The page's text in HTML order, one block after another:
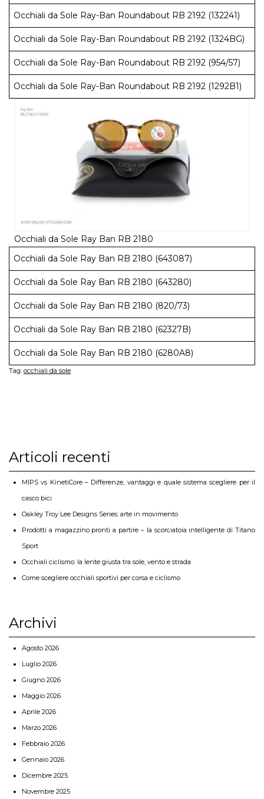
Occhiali da Sole Ray-Ban Roundabout RB 2192 (132241)
Occhiali da Sole Ray-Ban Roundabout RB 2192 (1324BG)
Occhiali da Sole Ray-Ban Roundabout RB 2192 (954/57)
Occhiali da Sole Ray-Ban Roundabout RB 2192 (1292B1)
Occhiali da Sole Ray Ban RB 2180
Occhiali da Sole Ray Ban RB 2180 (643087)
Occhiali da Sole Ray Ban RB 2180 (643280)
Occhiali da Sole Ray Ban RB 2180 (820/73)
Occhiali da Sole Ray Ban RB 2180 (62327B)
Occhiali da Sole Ray Ban RB 2180 (6280A8)
Tag: occhiali da sole
Articoli recenti
MIPS vs KinetiCore – Differenze, vantaggi e quale sistema scegliere per il
casco bici
Oakley Troy Lee Designs Series: arte in movimento
Prodotti a magazzino pronti a partire – la scorciatoia intelligente di Titano
Sport
Occhiali ciclismo: la lente giusta tra sole, vento e strada
Come scegliere occhiali sportivi per corsa e ciclismo
Archivi
Agosto 2026
Luglio 2026
Giugno 2026
Maggio 2026
Aprile 2026
Marzo 2026
Febbraio 2026
Gennaio 2026
Dicembre 2025
Novembre 2025